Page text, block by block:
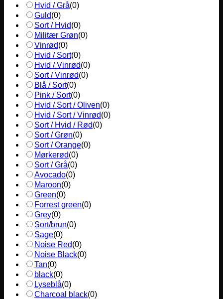
Hvid / Grå(0)
Guld(0)
Sort / Hvid(0)
Militær Grøn(0)
Vinrød(0)
Hvid / Sort(0)
Hvid / Vinrød(0)
Sort / Vinrød(0)
Blå / Sort(0)
Pink / Sort(0)
Hvid / Sort / Oliven(0)
Hvid / Sort / Vinrød(0)
Sort / Hvid / Rød(0)
Sort / Grøn(0)
Sort / Orange(0)
Mørkerød(0)
Sort / Grå(0)
Avocado(0)
Maroon(0)
Green(0)
Forrest green(0)
Grey(0)
Sort/brun(0)
Sage(0)
Noise Red(0)
Noise Black(0)
Tan(0)
black(0)
Lyseblå(0)
Charcoal black(0)